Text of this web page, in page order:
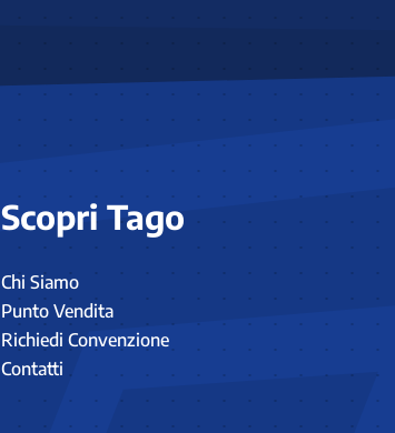
Scopri Tago
Chi Siamo
Punto Vendita
Richiedi Convenzione
Contatti